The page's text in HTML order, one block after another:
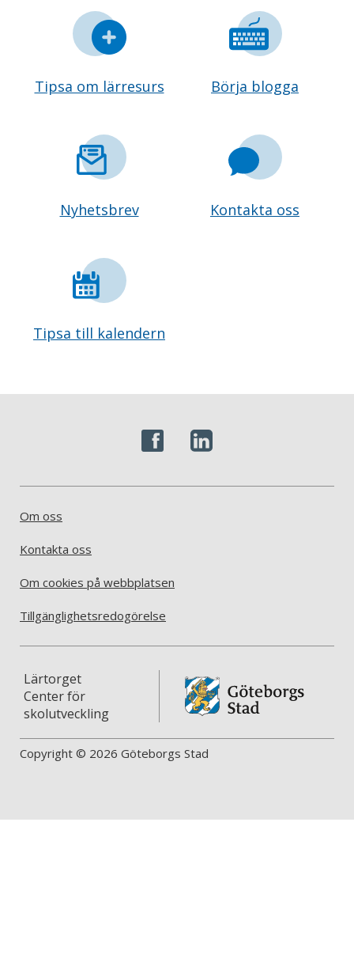
Tipsa om lärresurs Börja blogga
Nyhetsbrev Kontakta oss
Tipsa till kalendern
Om oss
Kontakta oss
Om cookies på webbplatsen
Tillgänglighetsredogörelse
Lärtorget
Center för
skolutveckling
Copyright © 2026 Göteborgs Stad